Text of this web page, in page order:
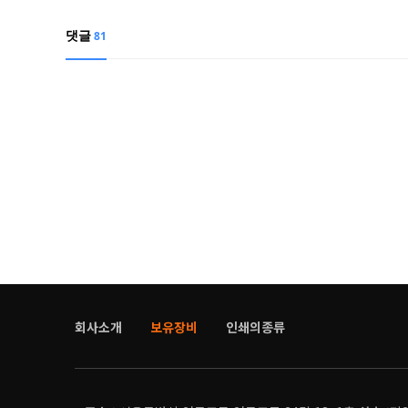
댓글81
회사소개 보유장비 인쇄의종류